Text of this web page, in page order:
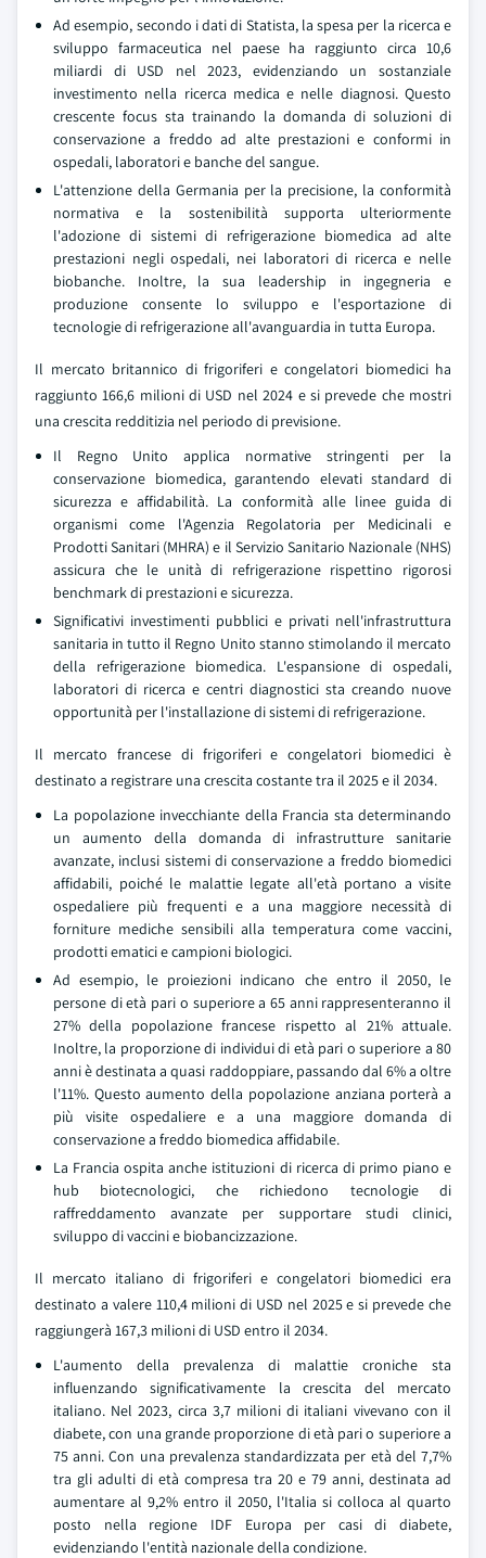
Ad esempio, secondo i dati di Statista, la spesa per la ricerca e
sviluppo farmaceutica nel paese ha raggiunto circa 10,6
miliardi di USD nel 2023, evidenziando un sostanziale
investimento nella ricerca medica e nelle diagnosi. Questo
crescente focus sta trainando la domanda di soluzioni di
conservazione a freddo ad alte prestazioni e conformi in
ospedali, laboratori e banche del sangue.
L'attenzione della Germania per la precisione, la conformità
normativa e la sostenibilità supporta ulteriormente
l'adozione di sistemi di refrigerazione biomedica ad alte
prestazioni negli ospedali, nei laboratori di ricerca e nelle
biobanche. Inoltre, la sua leadership in ingegneria e
produzione consente lo sviluppo e l'esportazione di
tecnologie di refrigerazione all'avanguardia in tutta Europa.
Il mercato britannico di frigoriferi e congelatori biomedici ha
raggiunto 166,6 milioni di USD nel 2024 e si prevede che mostri
una crescita redditizia nel periodo di previsione.
Il Regno Unito applica normative stringenti per la
conservazione biomedica, garantendo elevati standard di
sicurezza e affidabilità. La conformità alle linee guida di
organismi come l'Agenzia Regolatoria per Medicinali e
Prodotti Sanitari (MHRA) e il Servizio Sanitario Nazionale (NHS)
assicura che le unità di refrigerazione rispettino rigorosi
benchmark di prestazioni e sicurezza.
Significativi investimenti pubblici e privati nell'infrastruttura
sanitaria in tutto il Regno Unito stanno stimolando il mercato
della refrigerazione biomedica. L'espansione di ospedali,
laboratori di ricerca e centri diagnostici sta creando nuove
opportunità per l'installazione di sistemi di refrigerazione.
Il mercato francese di frigoriferi e congelatori biomedici è
destinato a registrare una crescita costante tra il 2025 e il 2034.
La popolazione invecchiante della Francia sta determinando
un aumento della domanda di infrastrutture sanitarie
avanzate, inclusi sistemi di conservazione a freddo biomedici
affidabili, poiché le malattie legate all'età portano a visite
ospedaliere più frequenti e a una maggiore necessità di
forniture mediche sensibili alla temperatura come vaccini,
prodotti ematici e campioni biologici.
Ad esempio, le proiezioni indicano che entro il 2050, le
persone di età pari o superiore a 65 anni rappresenteranno il
27% della popolazione francese rispetto al 21% attuale.
Inoltre, la proporzione di individui di età pari o superiore a 80
anni è destinata a quasi raddoppiare, passando dal 6% a oltre
l'11%. Questo aumento della popolazione anziana porterà a
più visite ospedaliere e a una maggiore domanda di
conservazione a freddo biomedica affidabile.
La Francia ospita anche istituzioni di ricerca di primo piano e
hub biotecnologici, che richiedono tecnologie di
raffreddamento avanzate per supportare studi clinici,
sviluppo di vaccini e biobancizzazione.
Il mercato italiano di frigoriferi e congelatori biomedici era
destinato a valere 110,4 milioni di USD nel 2025 e si prevede che
raggiungerà 167,3 milioni di USD entro il 2034.
L'aumento della prevalenza di malattie croniche sta
influenzando significativamente la crescita del mercato
italiano. Nel 2023, circa 3,7 milioni di italiani vivevano con il
diabete, con una grande proporzione di età pari o superiore a
75 anni. Con una prevalenza standardizzata per età del 7,7%
tra gli adulti di età compresa tra 20 e 79 anni, destinata ad
aumentare al 9,2% entro il 2050, l'Italia si colloca al quarto
posto nella regione IDF Europa per casi di diabete,
evidenziando l'entità nazionale della condizione.